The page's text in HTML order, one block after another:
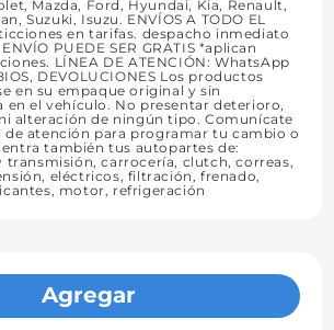
Mazda, Ford, Hyundai, Kia, Renault,
Suzuki, Isuzu. ENVÍOS A TODO EL
en tarifas. despacho inmediato
PUEDE SER GRATIS *aplican
LÍNEA DE ATENCIÓN: WhatsApp
DEVOLUCIONES Los productos
en su empaque original y sin
en el vehículo. No presentar deterioro,
alteración de ningún tipo. Comunícate
de atención para programar tu cambio o
también tus autopartes de:
transmisión, carrocería, clutch, correas,
eléctricos, filtración, frenado,
motor, refrigeración
Agregar